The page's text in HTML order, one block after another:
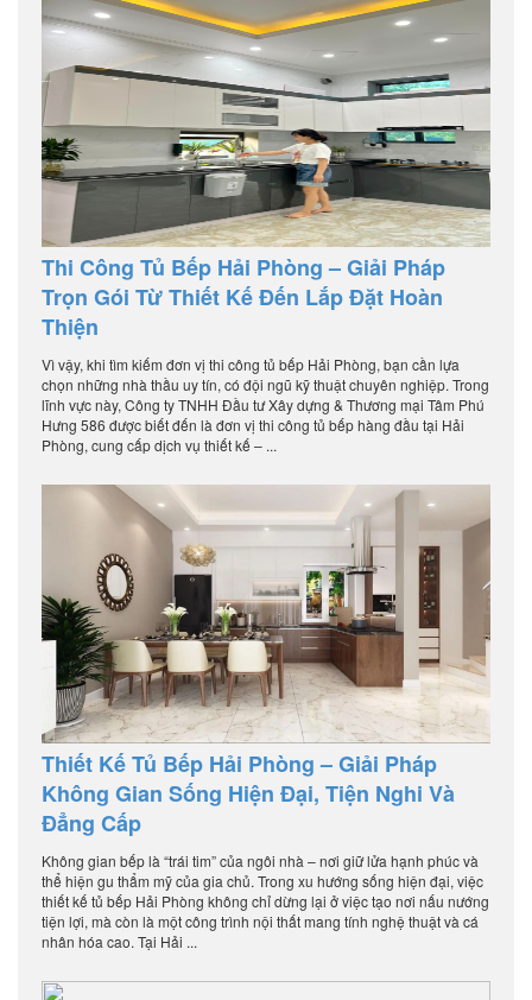
Thi Công Tủ Bếp Hải Phòng – Giải Pháp
Trọn Gói Từ Thiết Kế Đến Lắp Đặt Hoàn
Thiện
Vì vậy, khi tìm kiếm đơn vị thi công tủ bếp Hải Phòng, bạn cần lựa
chọn những nhà thầu uy tín, có đội ngũ kỹ thuật chuyên nghiệp. Trong
lĩnh vực này, Công ty TNHH Đầu tư Xây dựng & Thương mại Tâm Phú
Hưng 586 được biết đến là đơn vị thi công tủ bếp hàng đầu tại Hải
Phòng, cung cấp dịch vụ thiết kế – ...
Thiết Kế Tủ Bếp Hải Phòng – Giải Pháp
Không Gian Sống Hiện Đại, Tiện Nghi Và
Đẳng Cấp
Không gian bếp là “trái tim” của ngôi nhà – nơi giữ lửa hạnh phúc và
thể hiện gu thẩm mỹ của gia chủ. Trong xu hướng sống hiện đại, việc
thiết kế tủ bếp Hải Phòng không chỉ dừng lại ở việc tạo nơi nấu nướng
tiện lợi, mà còn là một công trình nội thất mang tính nghệ thuật và cá
nhân hóa cao. Tại Hải ...